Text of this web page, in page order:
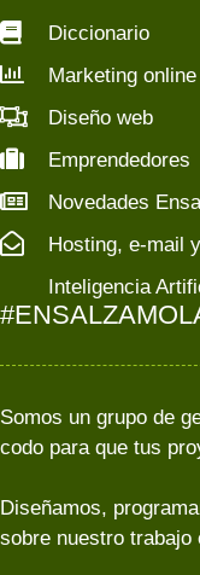
Diccionario
Marketing online
Diseño web
Emprendedores
Novedades
Hosting, e-mail
Inteligencia
Somos un grupo de
codo para que tus
Diseñamos,
sobre nuestro trabajo